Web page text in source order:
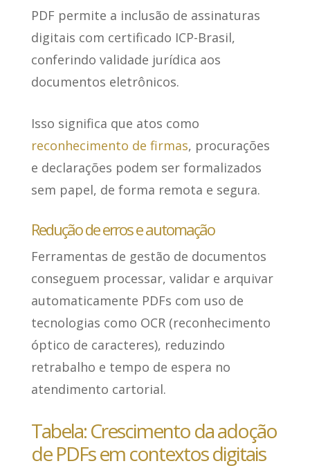
PDF permite a inclusão de assinaturas
digitais com certificado ICP-Brasil,
conferindo validade jurídica aos
documentos eletrônicos.
Isso significa que atos como
reconhecimento de firmas, procurações
e declarações podem ser formalizados
sem papel, de forma remota e segura.
Redução de erros e automação
Ferramentas de gestão de documentos
conseguem processar, validar e arquivar
automaticamente PDFs com uso de
tecnologias como OCR (reconhecimento
óptico de caracteres), reduzindo
retrabalho e tempo de espera no
atendimento cartorial.
Tabela: Crescimento da adoção
de PDFs em contextos digitais